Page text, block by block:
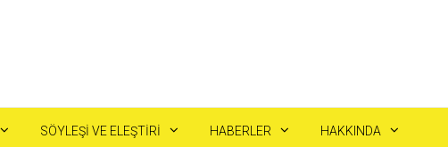
SÖYLEŞI VE ELEŞTIRI HABERLER HAKKINDA